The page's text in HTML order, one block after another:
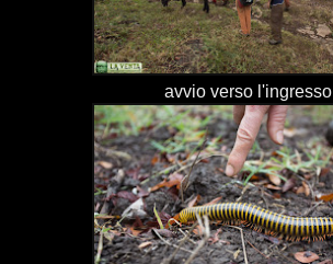
avvio verso l'ingresso